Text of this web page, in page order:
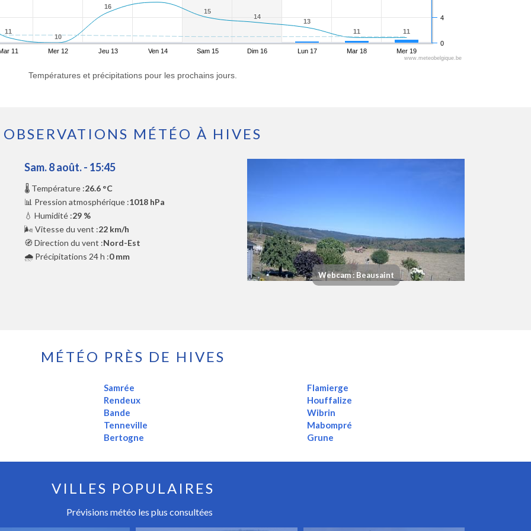
11
11
10
10
16
16
15
15
14
14
13
13
11
11 11
11
11 Mer 12 Jeu 13 Ven 14 Sam 15 Dim 16 Lun 17 Mar 18 Mer 19
0
4
www.meteobelgique.be
Températures et précipitations pour les prochains jours.
OBSERVATIONS MÉTÉO À HIVES
Sam. 8 août. - 15:45
🌡️ Température :26.6 °C
📊 Pression atmosphérique :1018 hPa
💧 Humidité :29 %
🌬️ Vitesse du vent :22 km/h
🧭 Direction du vent :Nord-Est
🌧️ Précipitations 24 h :0 mm
Webcam : Beausaint
MÉTÉO PRÈS DE HIVES
Samrée
Rendeux
Bande
Tenneville
Bertogne
Flamierge
Houffalize
Wibrin
Mabompré
Grune
VILLES POPULAIRES
Prévisions météo les plus consultées